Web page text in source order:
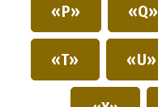
«P» «Q»
«T» «U»